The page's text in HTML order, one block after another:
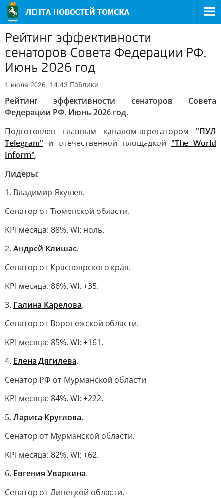
Рейтинг эффективности
сенаторов Совета Федерации РФ.
Июнь 2026 год
1 июля 2026, 14:43 Паблики
Рейтинг эффективности сенаторов Совета
Федерации РФ. Июнь 2026 год.
Подготовлен главным каналом-агрегатором "ПУЛ
Telegram" и отечественной площадкой "The World
Inform".
Лидеры:
1. Владимир Якушев.
Сенатор от Тюменской области.
KPI месяца: 88%. WI: ноль.
2. Андрей Клишас.
Сенатор от Красноярского края.
KPI месяца: 86%. WI: +35.
3. Галина Карелова.
Сенатор от Воронежской области.
KPI месяца: 85%. WI: +161.
4. Елена Дягилева.
Сенатор РФ от Мурманской области.
KPI месяца: 84%. WI: +222.
5. Лариса Круглова.
Сенатор от Мурманской области.
KPI месяца: 82%. WI: +62.
6. Евгения Уваркина.
Сенатор от Липецкой области.